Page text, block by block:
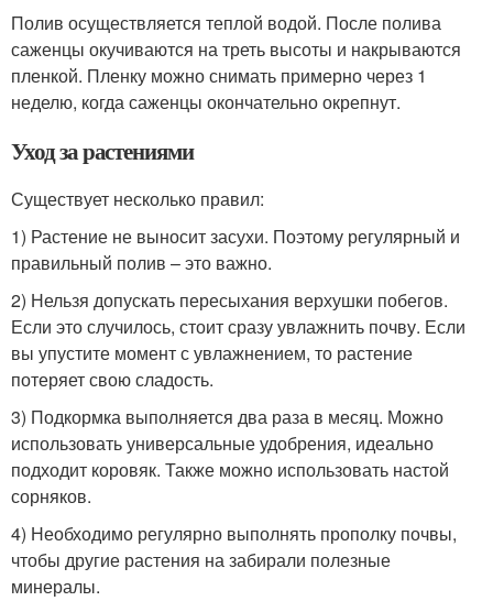
Полив осуществляется теплой водой. После полива
саженцы окучиваются на треть высоты и накрываются
пленкой. Пленку можно снимать примерно через 1
неделю, когда саженцы окончательно окрепнут.
Уход за растениями
Существует несколько правил:
1) Растение не выносит засухи. Поэтому регулярный и
правильный полив – это важно.
2) Нельзя допускать пересыхания верхушки побегов.
Если это случилось, стоит сразу увлажнить почву. Если
вы упустите момент с увлажнением, то растение
потеряет свою сладость.
3) Подкормка выполняется два раза в месяц. Можно
использовать универсальные удобрения, идеально
подходит коровяк. Также можно использовать настой
сорняков.
4) Необходимо регулярно выполнять прополку почвы,
чтобы другие растения на забирали полезные
минералы.